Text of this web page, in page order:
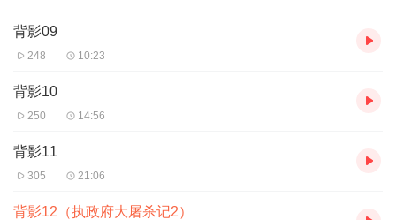
背影09
248 10:23
背影10
250 14:56
背影11
305 21:06
背影12（执政府大屠杀记2）